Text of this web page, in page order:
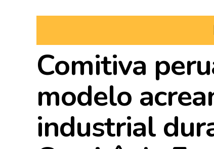
Comitiva
modelo
industrial